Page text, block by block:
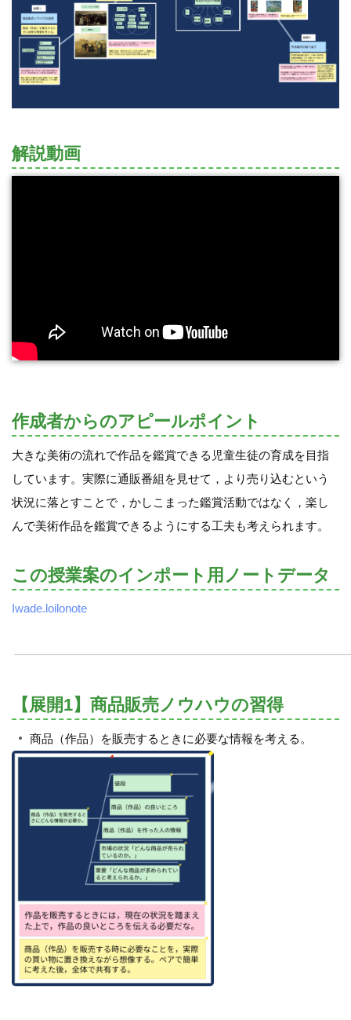
解説動画
作成者からのアピールポイント
大きな美術の流れで作品を鑑賞できる児童生徒の育成を目指
しています。実際に通販番組を見せて，より売り込むという
状況に落とすことで，かしこまった鑑賞活動ではなく，楽し
んで美術作品を鑑賞できるようにする工夫も考えられます。
この授業案のインポート用ノートデータ
Iwade.loilonote
【展開1】商品販売ノウハウの習得
商品（作品）を販売するときに必要な情報を考える。